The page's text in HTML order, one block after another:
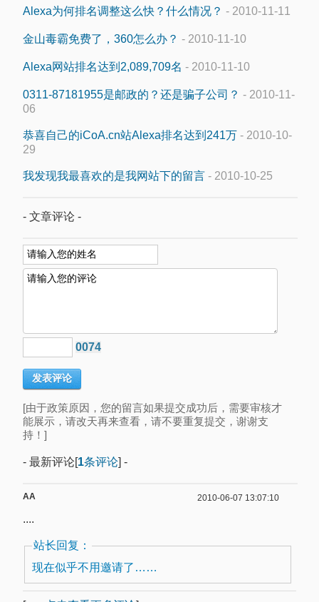
Alexa为何排名调整这么快？什么情况？ - 2010-11-11
金山毒霸免费了，360怎么办？ - 2010-11-10
Alexa网站排名达到2,089,709名 - 2010-11-10
0311-87181955是邮政的？还是骗子公司？ - 2010-11-
06
恭喜自己的iCoA.cn站Alexa排名达到241万 - 2010-10-
29
我发现我最喜欢的是我网站下的留言 - 2010-10-25
- 文章评论 -
0074
[由于政策原因，您的留言如果提交成功后，需要审核才
能展示，请改天再来查看，请不要重复提交，谢谢支
持！]
- 最新评论[1条评论] -
AA 2010-06-07 13:07:10
....
站长回复：
现在似乎不用邀请了……